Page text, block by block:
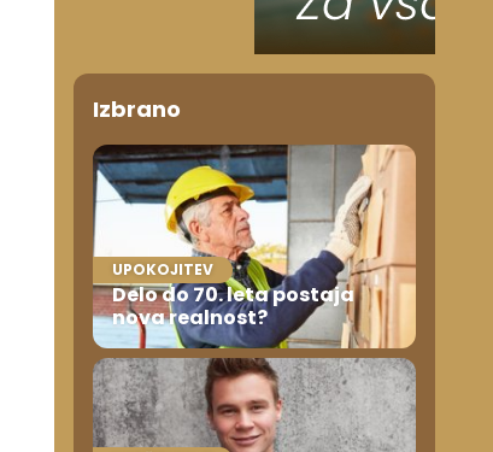
Izbrano
UPOKOJITEV
Delo do 70. leta postaja
nova realnost?